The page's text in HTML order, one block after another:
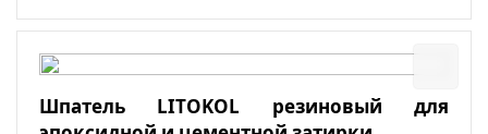
Шпатель LITOKOL резиновый для